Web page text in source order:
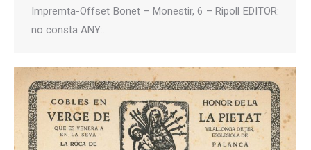
Impremta-Offset Bonet – Monestir, 6 – Ripoll EDITOR:
no consta ANY:…